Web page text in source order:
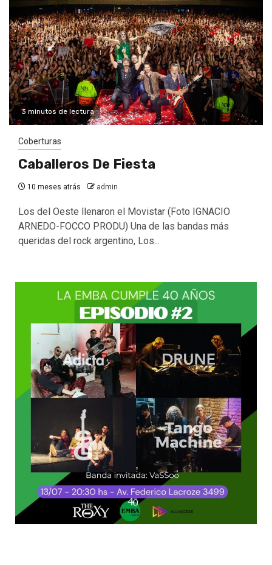
3 minutos de lectura
Coberturas
Caballeros De Fiesta
10 meses atrás admin
Los del Oeste llenaron el Movistar (Foto IGNACIO
ARNEDO-FOCCO PRODU) Una de las bandas más
queridas del rock argentino, Los...